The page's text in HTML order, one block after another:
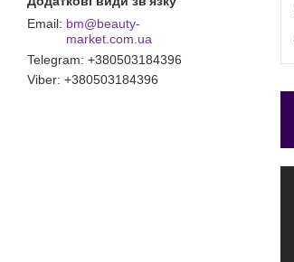
bm@beauty-
market.com.ua
Telegram +380503184396
Viber +380503184396